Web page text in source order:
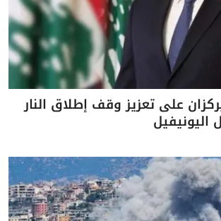
على تعزيز وقف إطلاق النار